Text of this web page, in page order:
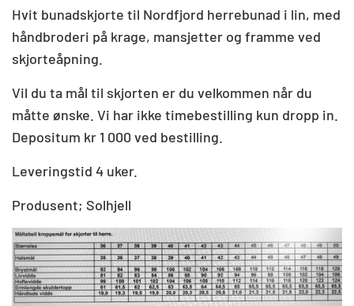
Hvit bunadskjorte til Nordfjord herrebunad i lin, med
håndbroderi på krage, mansjetter og framme ved
skjorteåpning.
Vil du ta mål til skjorten er du velkommen når du
måtte ønske. Vi har ikke timebestilling kun dropp in.
Depositum kr 1 000 ved bestilling.
Leveringstid 4 uker.
Produsent; Solhjell